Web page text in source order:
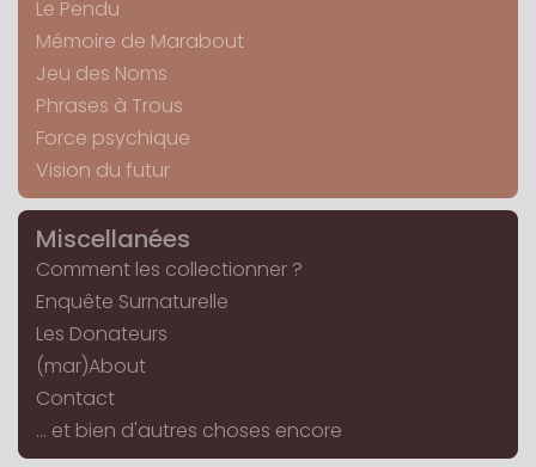
Le Pendu
Mémoire de Marabout
Jeu des Noms
Phrases à Trous
Force psychique
Vision du futur
Miscellanées
Comment les collectionner ?
Enquête Surnaturelle
Les Donateurs
(mar)About
Contact
... et bien d'autres choses encore